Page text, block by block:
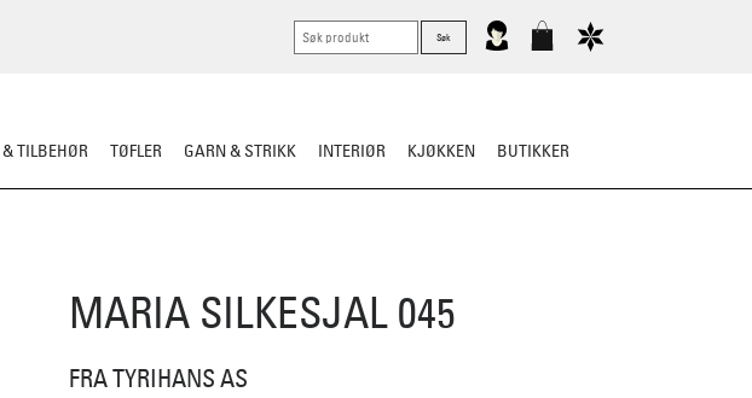
TILBEHØR TØFLER GARN & STRIKK INTERIØR KJØKKEN BUTIKKER
MARIA SILKESJAL 045
FRA TYRIHANS AS